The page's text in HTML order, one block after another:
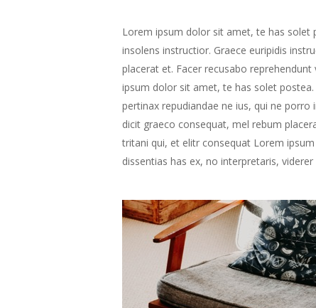
Lorem ipsum dolor sit amet, te has solet
insolens instructior. Graece euripidis
placerat et. Facer recusabo
ipsum dolor sit amet, te has solet
pertinax repudiandae ne ius, qui ne
dicit graeco consequat, mel rebum
tritani qui, et elitr consequat Lorem
dissentias has ex, no interpretaris,